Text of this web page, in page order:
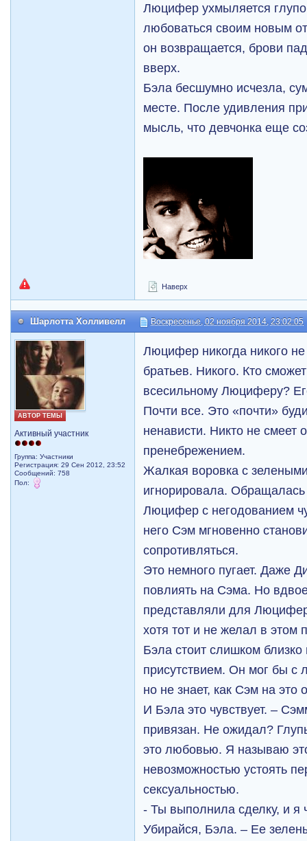
Люцифер ухмыляется
любоваться своим новым
он возвращается, брови
вверх.
Бэла бесшумно исчезла,
месте. После удивления
мысль, что девчонка еще
Наверх
Шарлотта Холливелл Воскресенье, 02 ноября 2014, 23:02:05
АВТОР ТЕМЫ
Активный участник
Группа: Участники
Регистрация: 29 Сен 2012, 23:52
Сообщений: 758
Пол:
Люцифер никогда никого
братьев. Никого. Кто
всесильному Люциферу?
Почти все. Это «почти»
ненависти. Никто не смеет
пренебрежением.
Жалкая воровка с
игнорировала. Обращалась
Люцифер с негодованием
него Сэм мгновенно
сопротивляться.
Это немного пугает. Даже
повлиять на Сэма. Но
представляли для
хотя тот и не желал в этом
Бэла стоит слишком
присутствием. Он мог бы с
но не знает, как Сэм на это
И Бэла это чувствует. –
привязан. Не ожидал?
это любовью. Я называю
невозможностью устоять
сексуальностью.
- Ты выполнила сделку, и я
Убирайся, Бэла. – Ее